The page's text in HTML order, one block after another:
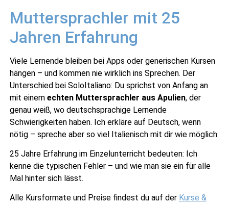
Muttersprachler mit 25
Jahren Erfahrung
Viele Lernende bleiben bei Apps oder generischen Kursen
hängen – und kommen nie wirklich ins Sprechen. Der
Unterschied bei SoloItaliano: Du sprichst von Anfang an
mit einem echten Muttersprachler aus Apulien, der
genau weiß, wo deutschsprachige Lernende
Schwierigkeiten haben. Ich erkläre auf Deutsch, wenn
nötig – spreche aber so viel Italienisch mit dir wie möglich.
25 Jahre Erfahrung im Einzelunterricht bedeuten: Ich
kenne die typischen Fehler – und wie man sie ein für alle
Mal hinter sich lässt.
Alle Kursformate und Preise findest du auf der Kurse &